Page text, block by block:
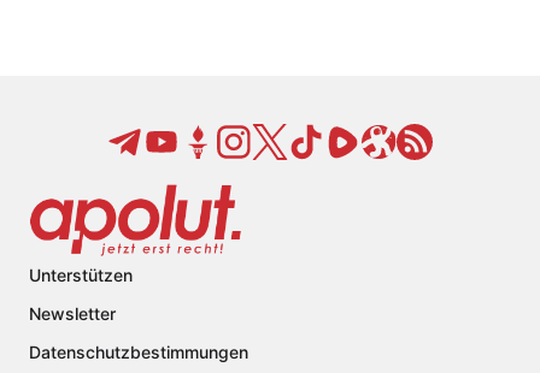
Unterstützen
Newsletter
Datenschutzbestimmungen